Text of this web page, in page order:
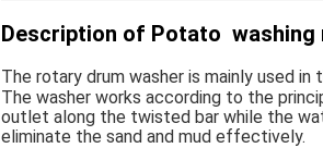
Description of Potato washing
The rotary drum washer is mainly used
The washer works according to the
outlet along the twisted bar while the
eliminate the sand and mud effectively.